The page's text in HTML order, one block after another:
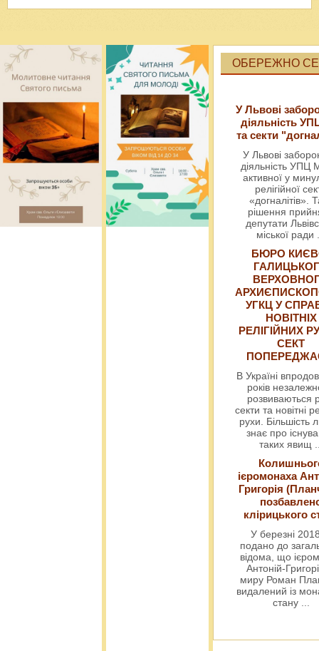
ОБЕРЕЖНО
У Львові
діяльність
та секти
У Львові
діяльність УПЦ
активної у
релігійної
«догналітів».
рішення
депутати
міської ради
БЮРО
УГКЦ У
НОВІТНІХ
РЕЛІГІЙНИХ
СЕКТ
В Україні
років
розвиваються
секти та новітні
рухи. Більшість
знає про
таких явищ
ієромонаха
Григорія
клірицького
У березні
подано до
відома, що
Антоній-
миру Роман
видалений із
стану ...